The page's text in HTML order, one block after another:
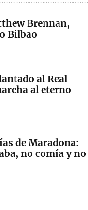
Brennan,
Bilbao
al Real
al eterno
de Maradona:
no comía y no